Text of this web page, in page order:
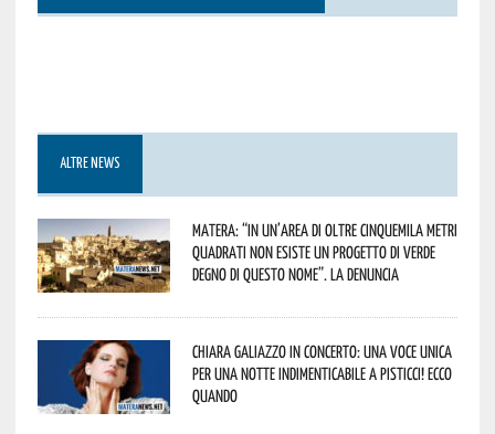
ALTRE NEWS
Matera: “In un’area di oltre cinquemila metri
quadrati non esiste un progetto di verde
degno di questo nome”. La denuncia
Chiara Galiazzo in concerto: una voce unica
per una notte indimenticabile a Pisticci! Ecco
quando